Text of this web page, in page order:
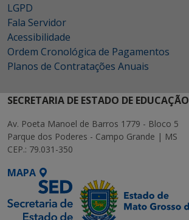
LGPD
Fala Servidor
Acessibilidade
Ordem Cronológica de Pagamentos
Planos de Contratações Anuais
SECRETARIA DE ESTADO DE EDUCAÇÃO
Av. Poeta Manoel de Barros 1779 - Bloco 5
Parque dos Poderes - Campo Grande | MS
CEP.: 79.031-350
MAPA